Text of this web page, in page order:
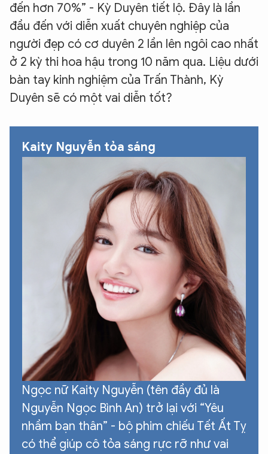
đến hơn 70%” - Kỳ Duyên tiết lộ. Đây là lần
đầu đến với diễn xuất chuyên nghiệp của
người đẹp có cơ duyên 2 lần lên ngôi cao nhất
ở 2 kỳ thi hoa hậu trong 10 năm qua. Liệu dưới
bàn tay kinh nghiệm của Trấn Thành, Kỳ
Duyên sẽ có một vai diễn tốt?
Kaity Nguyễn tỏa sáng
Ngọc nữ Kaity Nguyễn (tên đầy đủ là
Nguyễn Ngọc Bình An) trở lại với “Yêu
nhầm bạn thân” - bộ phim chiếu Tết Ất Tỵ
có thể giúp cô tỏa sáng rực rỡ như vai